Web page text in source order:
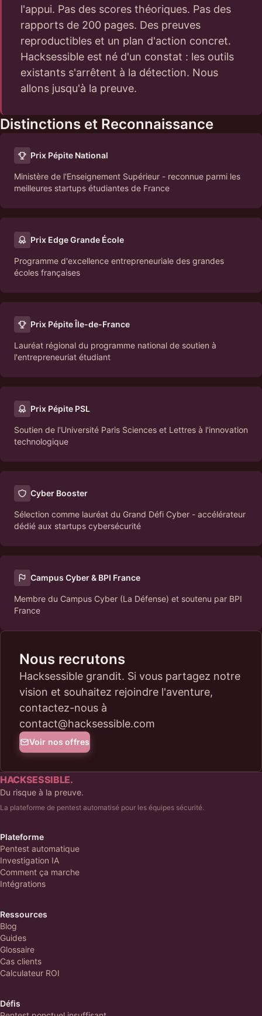
l'appui. Pas des scores théoriques. Pas des
rapports de 200 pages. Des preuves
reproductibles et un plan d'action concret.
Hacksessible est né d'un constat : les outils
existants s'arrêtent à la détection. Nous
allons jusqu'à la preuve.
Distinctions et Reconnaissance
Prix Pépite National
Ministère de l'Enseignement Supérieur - reconnue parmi les
meilleures startups étudiantes de France
Prix Edge Grande École
Programme d'excellence entrepreneuriale des grandes
écoles françaises
Prix Pépite Île-de-France
Lauréat régional du programme national de soutien à
l'entrepreneuriat étudiant
Prix Pépite PSL
Soutien de l'Université Paris Sciences et Lettres à l'innovation
technologique
Cyber Booster
Sélection comme lauréat du Grand Défi Cyber - accélérateur
dédié aux startups cybersécurité
Campus Cyber & BPI France
Membre du Campus Cyber (La Défense) et soutenu par BPI
France
Nous recrutons
Hacksessible grandit. Si vous partagez notre
vision et souhaitez rejoindre l'aventure,
contactez-nous à
contact@hacksessible.com
Voir nos offres
HACKSESSIBLE.
Du risque à la preuve.
La plateforme de pentest automatisé pour les équipes sécurité.
Plateforme
Pentest automatique
Investigation IA
Comment ça marche
Intégrations
Ressources
Blog
Guides
Glossaire
Cas clients
Calculateur ROI
Défis